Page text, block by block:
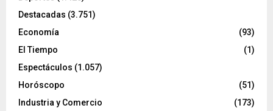
Destacadas (3.751)
Economía
(93)
El Tiempo
(1)
Espectáculos (1.057)
Horóscopo
(51)
Industria y Comercio
(173)